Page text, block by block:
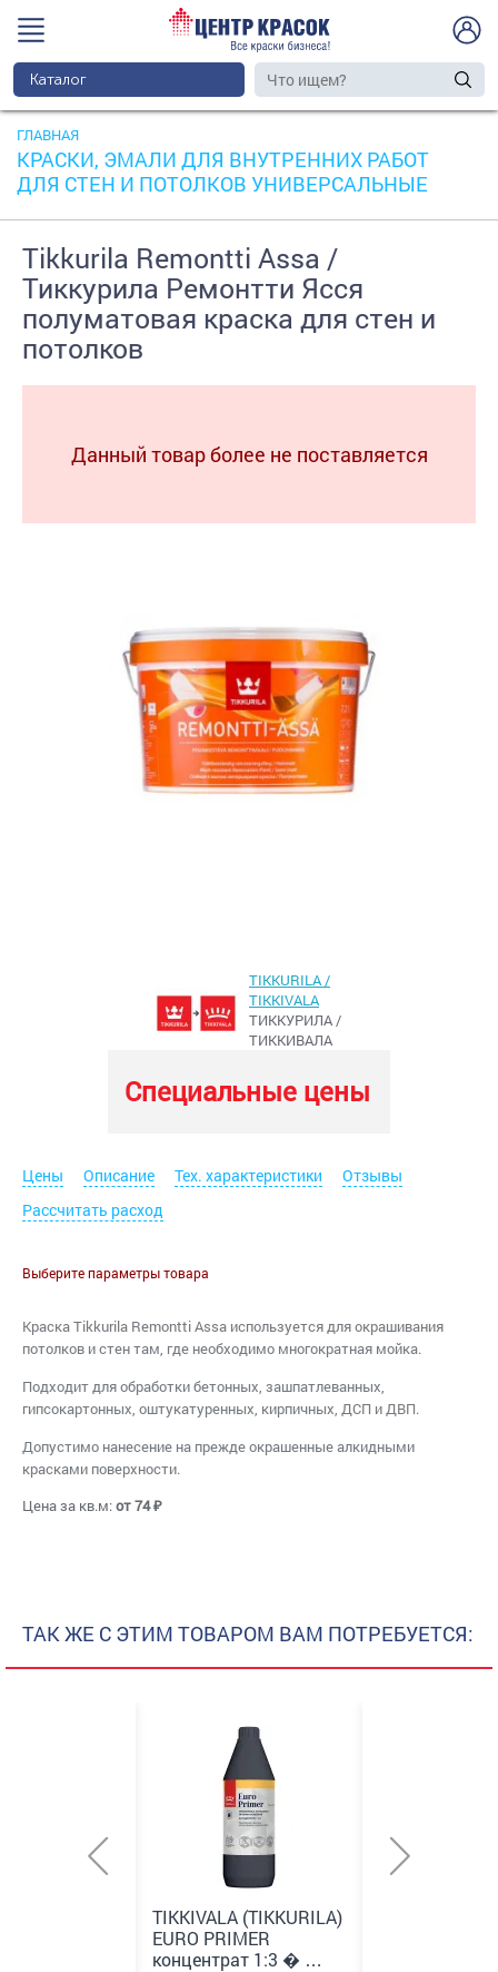
Каталог
ГЛАВНАЯ
КРАСКИ, ЭМАЛИ ДЛЯ ВНУТРЕННИХ РАБОТ
ДЛЯ СТЕН И ПОТОЛКОВ УНИВЕРСАЛЬНЫЕ
Tikkurila Remontti Assa /
Тиккурила Ремонтти Ясся
полуматовая краска для стен и
потолков
Данный товар более не поставляется
TIKKURILA /
TIKKIVALA
ТИККУРИЛА /
ТИККИВАЛА
Специальные цены
Цены Описание Тех. характеристики
Отзывы
Рассчитать расход
Выберите параметры товара
Краска Tikkurila Remontti Assa используется для окрашивания
потолков и стен там, где необходимо многократная мойка.
Подходит для обработки бетонных, зашпатлеванных,
гипсокартонных, оштукатуренных, кирпичных, ДСП и ДВП.
Допустимо нанесение на прежде окрашенные алкидными
красками поверхности.
Цена за кв.м:от 74 ₽
ТАК ЖЕ С ЭТИМ ТОВАРОМ ВАМ ПОТРЕБУЕТСЯ:
TIKKIVALA (TIKKURILA)
EURO PRIMER
концентрат 1:3 � …
TIKKIVALA (TIKKURILA)
концентрат 1:3 � …